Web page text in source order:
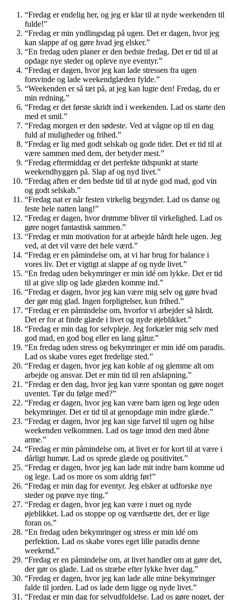
“Fredag er endelig her, og jeg er klar til at nyde weekenden til
fulde!”
“Fredag er min yndlingsdag på ugen. Det er dagen, hvor jeg
kan slappe af og gøre hvad jeg elsker.”
“En fredag uden planer er den bedste fredag. Det er tid til at
opdage nye steder og opleve nye eventyr.”
“Fredag er dagen, hvor jeg kan lade stressen fra ugen
forsvinde og lade weekendglæden fylde.”
“Weekenden er så tæt på, at jeg kan lugte den! Fredag, du er
min redning.”
“Fredag er det første skridt ind i weekenden. Lad os starte den
med et smil.”
“Fredag morgen er den sødeste. Ved at vågne op til en dag
fuld af muligheder og frihed.”
“Fredag er lig med godt selskab og gode tider. Det er tid til at
være sammen med dem, der betyder mest.”
“Fredag eftermiddag er det perfekte tidspunkt at starte
weekendhyggen på. Slap af og nyd livet.”
“Fredag aften er den bedste tid til at nyde god mad, god vin
og godt selskab.”
“Fredag nat er når festen virkelig begynder. Lad os danse og
feste hele natten lang!”
“Fredag er dagen, hvor drømme bliver til virkelighed. Lad os
gøre noget fantastisk sammen.”
“Fredag er min motivation for at arbejde hårdt hele ugen. Jeg
ved, at det vil være det hele værd.”
“Fredag er en påmindelse om, at vi har brug for balance i
vores liv. Det er vigtigt at slappe af og nyde livet.”
“En fredag uden bekymringer er min idé om lykke. Det er tid
til at give slip og lade glæden komme ind.”
“Fredag er dagen, hvor jeg kan være mig selv og gøre hvad
der gør mig glad. Ingen forpligtelser, kun frihed.”
“Fredag er en påmindelse om, hvorfor vi arbejder så hårdt.
Det er for at finde glæde i livet og nyde øjeblikket.”
“Fredag er min dag for selvpleje. Jeg forkæler mig selv med
god mad, en god bog eller en lang gåtur.”
“En fredag uden stress og bekymringer er min idé om paradis.
Lad os skabe vores eget fredelige sted.”
“Fredag er dagen, hvor jeg kan koble af og glemme alt om
arbejde og ansvar. Det er min tid til ren afslapning.”
“Fredag er den dag, hvor jeg kan være spontan og gøre noget
uventet. Tør du følge med?”
“Fredag er dagen, hvor jeg kan være barn igen og lege uden
bekymringer. Det er tid til at genopdage min indre glæde.”
“Fredag er dagen, hvor jeg kan sige farvel til ugen og hilse
weekenden velkommen. Lad os tage imod den med åbne
arme.”
“Fredag er min påmindelse om, at livet er for kort til at være i
dårligt humør. Lad os sprede glæde og positivitet.”
“Fredag er dagen, hvor jeg kan lade mit indre barn komme ud
og lege. Lad os more os som aldrig før!”
“Fredag er min dag for eventyr. Jeg elsker at udforske nye
steder og prøve nye ting.”
“Fredag er dagen, hvor jeg kan være i nuet og nyde
øjeblikket. Lad os stoppe op og værdsætte det, der er lige
foran os.”
“En fredag uden bekymringer og stress er min idé om
perfektion. Lad os skabe vores eget lille paradis denne
weekend.”
“Fredag er en påmindelse om, at livet handler om at gøre det,
der gør os glade. Lad os stræbe efter lykke hver dag.”
“Fredag er dagen, hvor jeg kan lade alle mine bekymringer
falde til jorden. Lad os lade dem ligge og nyde livet.”
“Fredag er min dag for selvudfoldelse. Lad os gøre noget, der